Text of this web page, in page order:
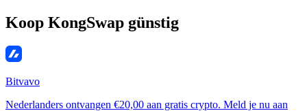
Koop KongSwap günstig
Bitvavo
Nederlanders ontvangen €20,00 aan gratis crypto. Meld je nu aan